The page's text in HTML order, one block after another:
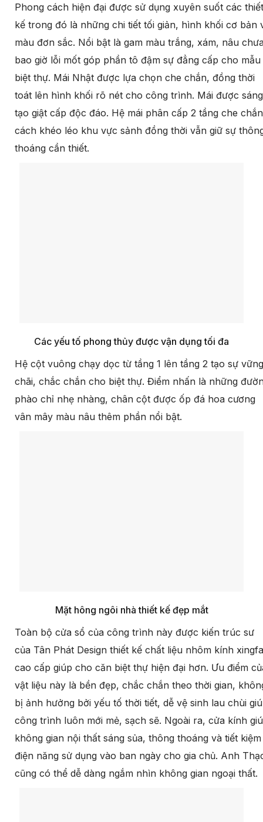
Phong cách hiện đại được sử dụng xuyên suốt các thiết
kế trong đó là những chi tiết tối giản, hình khối cơ bản
màu đơn sắc. Nổi bật là gam màu trắng, xám, nâu
bao giờ lỗi mốt góp phần tô đậm sự đẳng cấp cho mẫu
biệt thự. Mái Nhật được lựa chọn che chắn, đồng thời
toát lên hình khối rõ nét cho công trình. Mái được sáng
tạo giật cấp độc đáo. Hệ mái phân cấp 2 tầng che chắn
cách khéo léo khu vực sảnh đồng thời vẫn giữ sự
thoáng cần thiết.
Các yếu tố phong thủy được vận dụng tối đa
Hệ cột vuông chạy dọc từ tầng 1 lên tầng 2 tạo sự vững
chãi, chắc chắn cho biệt thự. Điểm nhấn là những
phào chỉ nhẹ nhàng, chân cột được ốp đá hoa cương
vân mây màu nâu thêm phần nổi bật.
Mặt hông ngôi nhà thiết kế đẹp mắt
Toàn bộ cửa sổ của công trình này được kiến trúc sư
của Tân Phát Design thiết kế chất liệu nhôm kính xingfa
cao cấp giúp cho căn biệt thự hiện đại hơn. Ưu điểm
vật liệu này là bền đẹp, chắc chắn theo thời gian,
bị ảnh hưởng bởi yếu tố thời tiết, dễ vệ sinh lau chùi
công trình luôn mới mẻ, sạch sẽ. Ngoài ra, cửa kính
không gian nội thất sáng sủa, thông thoáng và tiết kiệm
điện năng sử dụng vào ban ngày cho gia chủ. Anh
cũng có thể dễ dàng ngắm nhìn không gian ngoại thất.